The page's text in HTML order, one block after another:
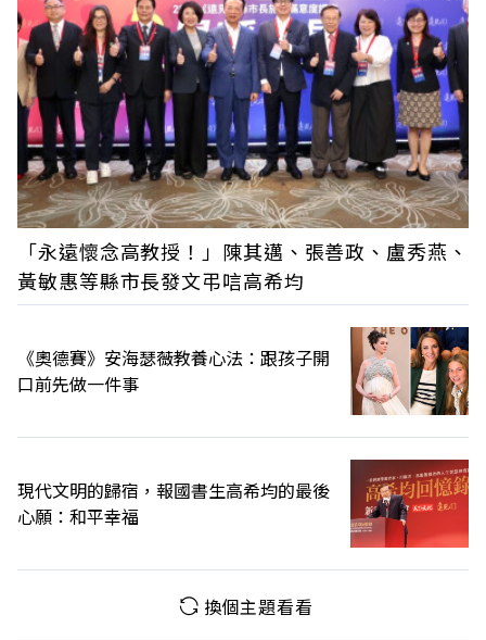
「永遠懷念高教授！」陳其邁、張善政、盧秀燕、
黃敏惠等縣市長發文弔唁高希均
《奧德賽》安海瑟薇教養心法：跟孩子開
口前先做一件事
現代文明的歸宿，報國書生高希均的最後
心願：和平幸福
換個主題看看